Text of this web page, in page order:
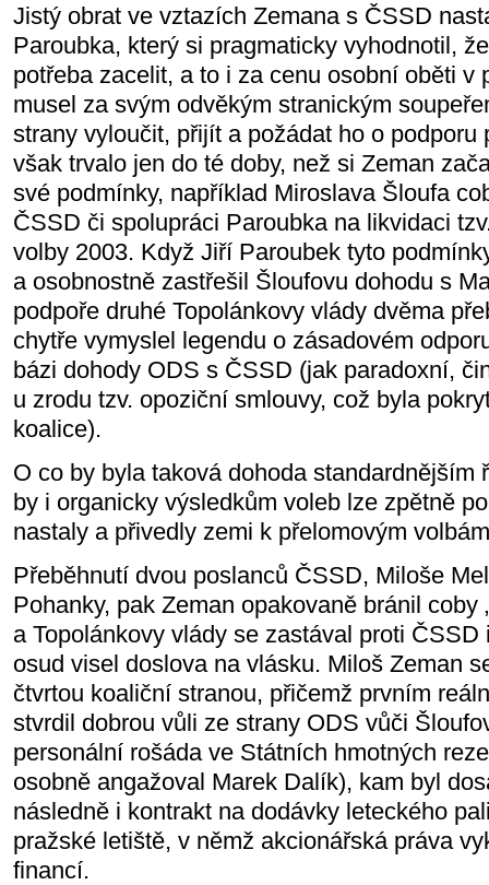
Jistý obrat ve vztazích Zemana s ČSSD
Paroubka, který si pragmaticky vyhodnotil,
potřeba zacelit, a to i za cenu osobní oběti v
musel za svým odvěkým stranickým
strany vyloučit, přijít a požádat ho o podporu
však trvalo jen do té doby, než si Zeman
své podmínky, například Miroslava Šloufa
ČSSD či spolupráci Paroubka na likvidaci
volby 2003. Když Jiří Paroubek tyto
a osobnostně zastřešil Šloufovu dohodu s
podpoře druhé Topolánkovy vlády dvěma
chytře vymyslel legendu o zásadovém
bázi dohody ODS s ČSSD (jak paradoxní,
u zrodu tzv. opoziční smlouvy, což byla
koalice).
O co by byla taková dohoda standardnějším
by i organicky výsledkům voleb lze zpětně
nastaly a přivedly zemi k přelomovým
Přeběhnutí dvou poslanců ČSSD, Miloše
Pohanky, pak Zeman opakovaně bránil coby
a Topolánkovy vlády se zastával proti
osud visel doslova na vlásku. Miloš Zeman
čtvrtou koaliční stranou, přičemž prvním
stvrdil dobrou vůli ze strany ODS vůči
personální rošáda ve Státních hmotných
osobně angažoval Marek Dalík), kam byl
následně i kontrakt na dodávky leteckého
pražské letiště, v němž akcionářská práva
financí.